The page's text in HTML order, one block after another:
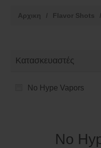
Αρχικη / Flavor Shots /
Κατασκευαστές
No Hype Vapors
No